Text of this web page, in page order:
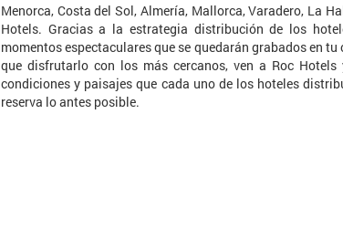
Menorca, Costa del Sol, Almería, Mallorca, Varadero, La
Hotels. Gracias a la estrategia distribución de los
momentos espectaculares que se quedarán grabados en
que disfrutarlo con los más cercanos, ven a Roc
condiciones y paisajes que cada uno de los hoteles
reserva lo antes posible.